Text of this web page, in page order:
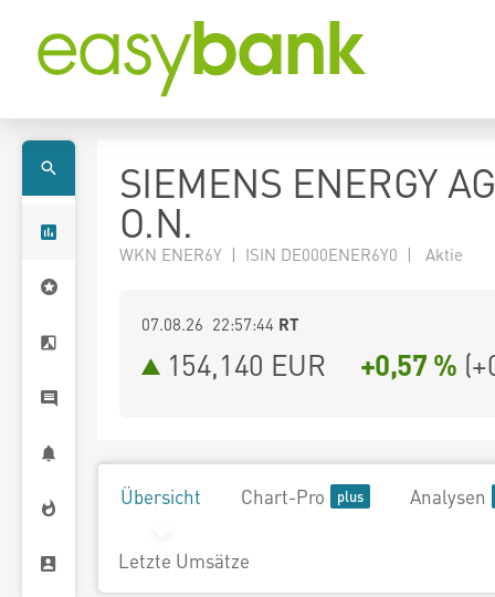
SIEMENS ENERGY
O.N.
WKN ENER6Y | ISIN DE000ENER6Y0 | Aktie
07.08.26 22:57:44 RT
154,140 EUR +0,57 % (
Übersicht Chart-Pro Analysen
Letzte Umsätze